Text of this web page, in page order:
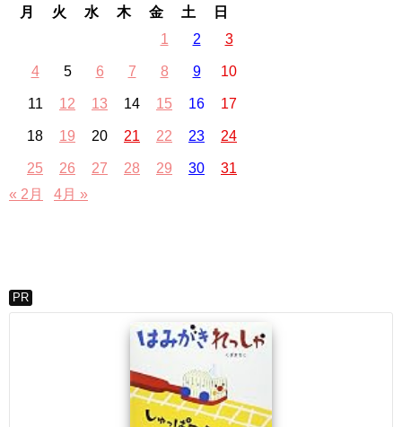
月
火 水 木 金 土
日
1
2 3
4 5 6 7 8 9 10
11 12 13 14 15 16 17
18 19 20 21 22 23 24
25 26 27 28 29 30
31
« 2月
4月 »
PR